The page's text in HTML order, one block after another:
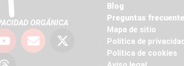
ORGÁNICA
Blog
Preguntas
Mapa de sitio
Política de privacidad
Política de cookies